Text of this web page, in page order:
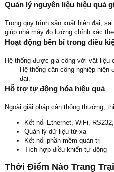
Quản lý nguyên liệu hiệu quả
Trong quy trình sản xuất hiện đại,
giúp nhà máy đo lường chính xác
Hoạt động bền bỉ trong điều
Hệ thống được gia công với vật liệu
Hệ thống cân công nghiệp
đại.​
Hỗ trợ tự động hóa hiệu quả
Ngoài giải pháp cân thông thường,
Kết nối Ethernet, WiFi,
Quản lý dữ liệu từ xa
Kết nối phần mềm quản trị
Tích hợp điều khiển tự động
Thời Điểm Nào Trang